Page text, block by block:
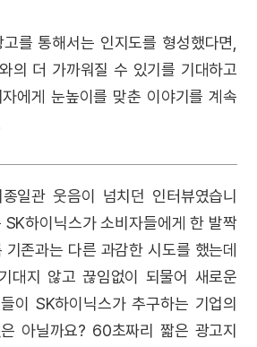
를 통해서는 인지도를 형성했다면,
의 더 가까워질 수 있기를 기대하고
에게 눈높이를 맞춘 이야기를 계속
일관 웃음이 넘치던 인터뷰였습니
SK하이닉스가 소비자들에게 한 발짝
존과는 다른 과감한 시도를 했는데
대지 않고 끊임없이 되물어 새로운
이 SK하이닉스가 추구하는 기업의
아닐까요? 60초짜리 짧은 광고지